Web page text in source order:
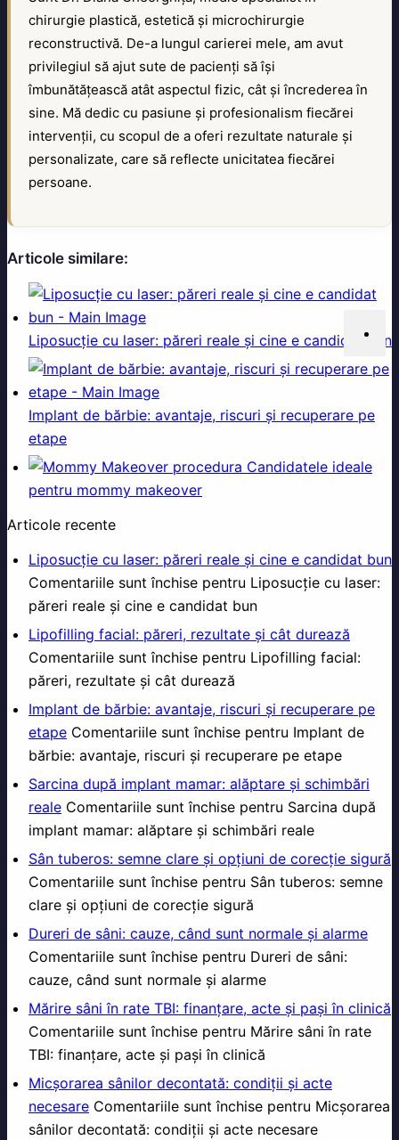
chirurgie plastică, estetică și microchirurgie
reconstructivă. De-a lungul carierei mele, am avut
privilegiul să ajut sute de pacienți să își
îmbunătățească atât aspectul fizic, cât și încrederea în
sine. Mă dedic cu pasiune și profesionalism fiecărei
intervenții, cu scopul de a oferi rezultate naturale și
personalizate, care să reflecte unicitatea fiecărei
persoane.
Articole similare:
Liposucție cu laser: păreri reale și cine e candidat bun
Implant de bărbie: avantaje, riscuri și recuperare pe
etape
Candidatele ideale
pentru mommy makeover
Articole recente
Liposucție cu laser: păreri reale și cine e candidat bun
Comentariile sunt închise pentru Liposucție cu laser:
păreri reale și cine e candidat bun
Lipofilling facial: păreri, rezultate și cât durează
Comentariile sunt închise pentru Lipofilling facial:
păreri, rezultate și cât durează
Implant de bărbie: avantaje, riscuri și recuperare pe
etape Comentariile sunt închise pentru Implant de
bărbie: avantaje, riscuri și recuperare pe etape
Sarcina după implant mamar: alăptare și schimbări
reale Comentariile sunt închise pentru Sarcina după
implant mamar: alăptare și schimbări reale
Sân tuberos: semne clare și opțiuni de corecție sigură
Comentariile sunt închise pentru Sân tuberos: semne
clare și opțiuni de corecție sigură
Dureri de sâni: cauze, când sunt normale și alarme
Comentariile sunt închise pentru Dureri de sâni:
cauze, când sunt normale și alarme
Mărire sâni în rate TBI: finanțare, acte și pași în clinică
Comentariile sunt închise pentru Mărire sâni în rate
TBI: finanțare, acte și pași în clinică
Micșorarea sânilor decontată: condiții și acte
necesare Comentariile sunt închise pentru Micșorarea
sânilor decontată: condiții și acte necesare